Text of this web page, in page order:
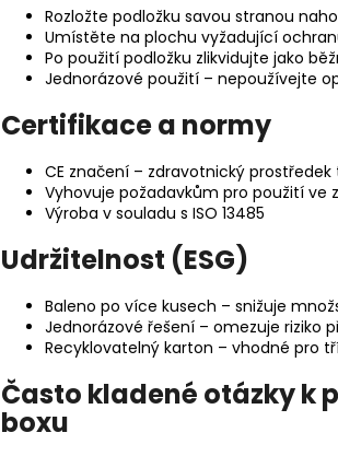
Rozložte podložku savou stranou
Umístěte na plochu vyžadující
Po použití podložku zlikvidujte jako
Jednorázové použití – nepoužívejte
Certifikace a normy
CE značení – zdravotnický prostředek
Vyhovuje požadavkům pro použití ve
Výroba v souladu s ISO 13485
Udržitelnost (ESG)
Baleno po více kusech – snižuje
Jednorázové řešení – omezuje riziko
Recyklovatelný karton – vhodné pro
Často kladené otázky k
boxu